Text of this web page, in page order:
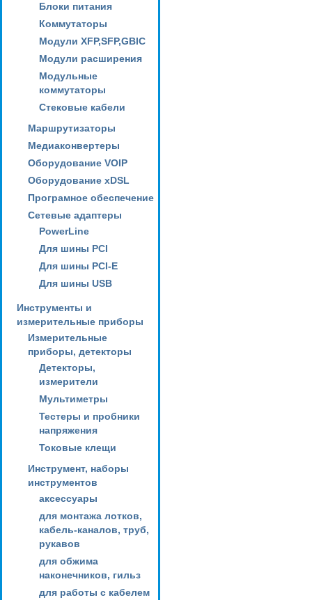
Блоки питания
Коммутаторы
Модули XFP,SFP,GBIC
Модули расширения
Модульные
коммутаторы
Стековые кабели
Маршрутизаторы
Медиаконвертеры
Оборудование VOIP
Оборудование xDSL
Програмное обеспечение
Сетевые адаптеры
PowerLine
Для шины PCI
Для шины PCI-E
Для шины USB
Инструменты и
измерительные приборы
Измерительные
приборы, детекторы
Детекторы,
измерители
Мультиметры
Тестеры и пробники
напряжения
Токовые клещи
Инструмент, наборы
инструментов
аксессуары
для монтажа лотков,
кабель-каналов, труб,
рукавов
для обжима
наконечников, гильз
для работы с кабелем